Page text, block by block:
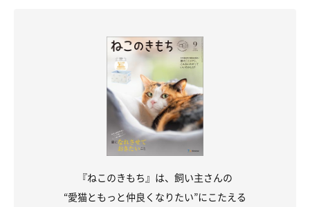
これは人の“のび”の理由とは異なり、いつでも一瞬で最大限のパ
ワーを出せるようにスタンバイする必要がある狩猟動物ならでは
リラックスしながら次の行動に備えていることを知ってみると、
「猫って意外と働き者なのでは？」と思えてきますね。
『ねこのきもち』は、飼い主さんの
“愛猫ともっと仲良くなりたい”にこたえる